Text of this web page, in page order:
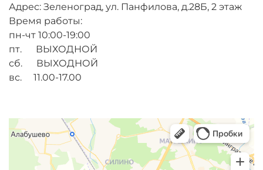
Адрес: Зеленоград, ул. Панфилова, д.28Б, 2 этаж
Время работы:
пн-чт 10:00-19:00
пт. ВЫХОДНОЙ
сб. ВЫХОДНОЙ
вс. 11.00-17.00